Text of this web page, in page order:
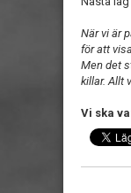
När vi är
för att
Men det
killar. Allt
Vi ska